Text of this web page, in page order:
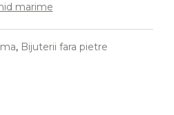
Vezi toate
marime
, Bijuterii fara pietre